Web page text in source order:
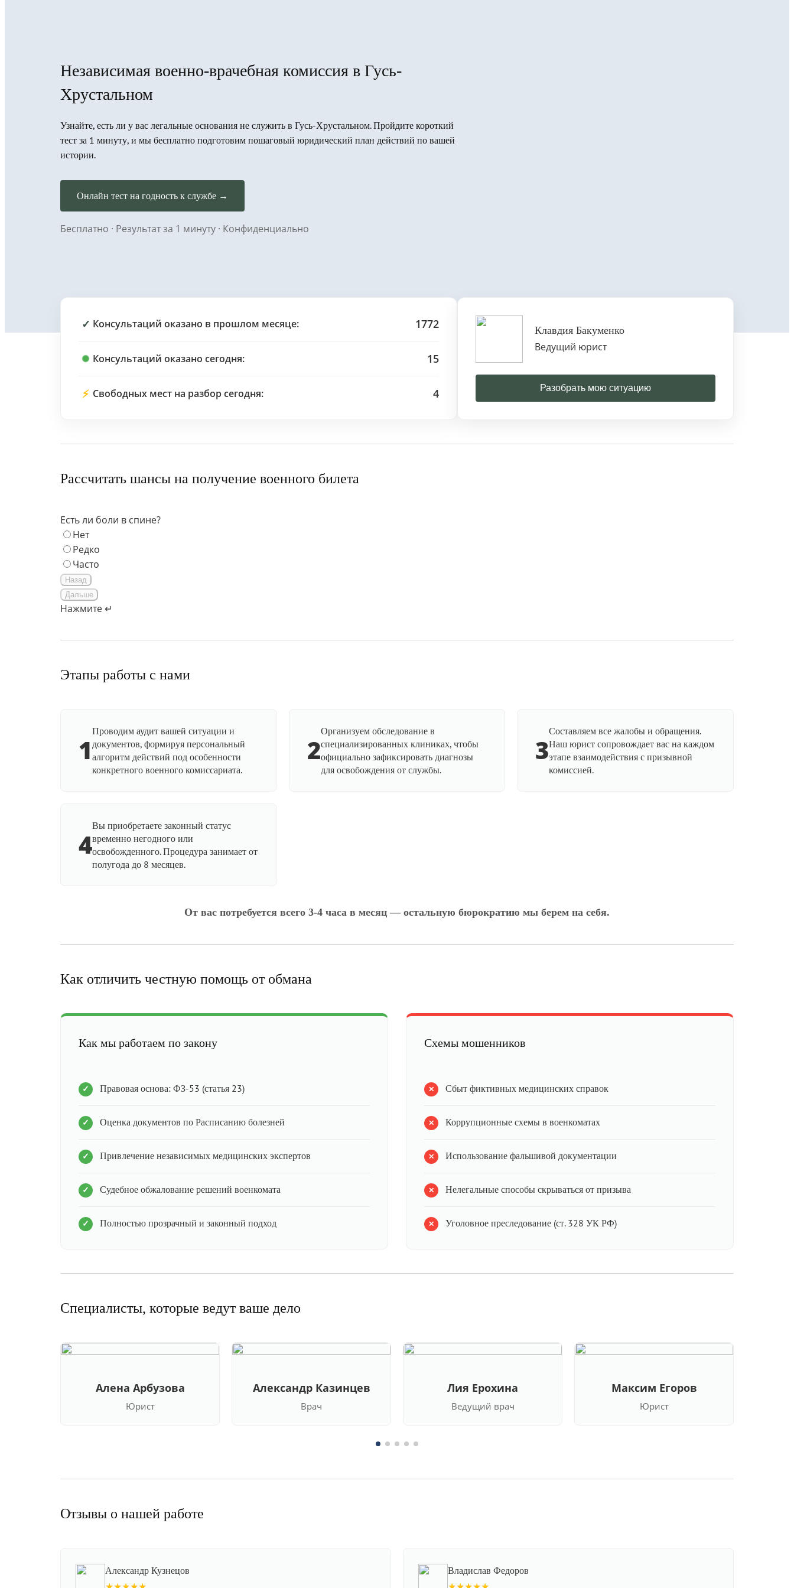
Независимая военно-врачебная комиссия в Гусь-
Хрустальном
Узнайте, есть ли у вас легальные основания не служить в Гусь-Хрустальном. Пройдите короткий
тест за 1 минуту, и мы бесплатно подготовим пошаговый юридический план действий по вашей
истории.
Онлайн тест на годность к службе →
Бесплатно · Результат за 1 минуту · Конфиденциально
✓ Консультаций оказано в прошлом месяце: 1772
Консультаций оказано сегодня: 15
⚡ Свободных мест на разбор сегодня: 4
Клавдия Бакуменко
Ведущий юрист
Разобрать мою ситуацию
Рассчитать шансы на получение военного билета
Есть ли боли в спине?
Нет
Редко
Часто
Назад
Дальше
Нажмите ↵
Этапы работы с нами
1
Проводим аудит вашей ситуации и
документов, формируя персональный
алгоритм действий под особенности
конкретного военного комиссариата.
2
Организуем обследование в
специализированных клиниках, чтобы
официально зафиксировать диагнозы
для освобождения от службы.
3
Составляем все жалобы и обращения.
Наш юрист сопровождает вас на каждом
этапе взаимодействия с призывной
комиссией.
4
Вы приобретаете законный статус
временно негодного или
освобожденного. Процедура занимает от
полугода до 8 месяцев.
От вас потребуется всего 3-4 часа в месяц — остальную бюрократию мы берем на себя.
Как отличить честную помощь от обмана
Как мы работаем по закону
Правовая основа: ФЗ-53 (статья 23)
Оценка документов по Расписанию болезней
Привлечение независимых медицинских экспертов
Судебное обжалование решений военкомата
Полностью прозрачный и законный подход
Схемы мошенников
Сбыт фиктивных медицинских справок
Коррупционные схемы в военкоматах
Использование фальшивой документации
Нелегальные способы скрываться от призыва
Уголовное преследование (ст. 328 УК РФ)
Специалисты, которые ведут ваше дело
Алена Арбузова
Юрист
Александр Казинцев
Врач
Лия Ерохина
Ведущий врач
Максим Егоров
Юрист
Отзывы о нашей работе
Александр Кузнецов Владислав Федоров